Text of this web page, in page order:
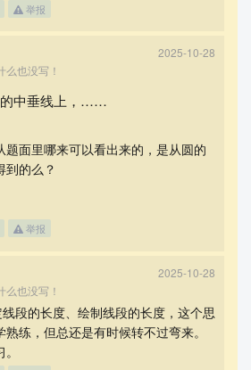
举报
2025-10-28
么也没写！
的中垂线上，……
题面里哪来可以看出来的，是从圆的
到的么？
举报
2025-10-28
么也没写！
线段的长度、绘制线段的长度，这个思
练，但总还是有时候转不过弯来。